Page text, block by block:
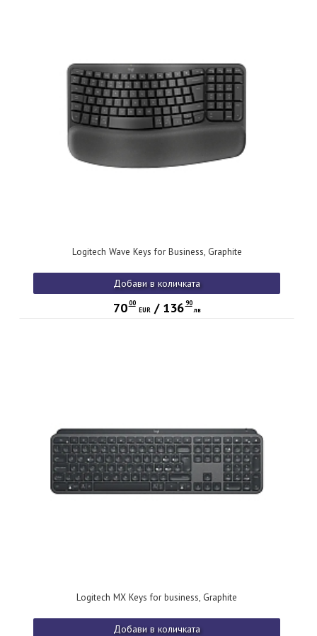
Logitech Wave Keys for Business, Graphite
Добави в количката
70 00
EUR/ 136 90
лв
Logitech MX Keys for business, Graphite
Добави в количката